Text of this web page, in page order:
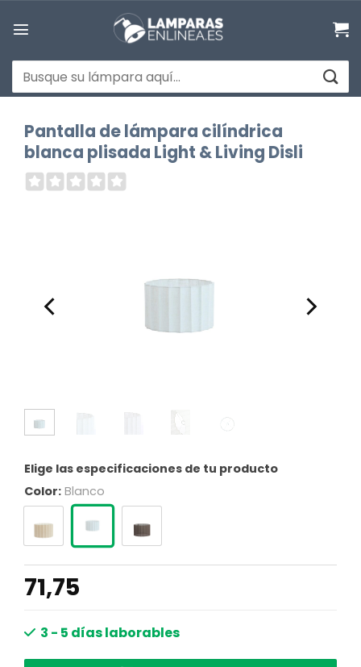
Buscar
por:
Pantalla de lámpara cilíndrica
blanca plisada Light & Living Disli
Elige las especificaciones de tu producto
Color: Blanco
71,75
3 - 5 días laborables